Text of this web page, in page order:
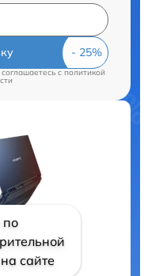
cполитикой
по
сайте